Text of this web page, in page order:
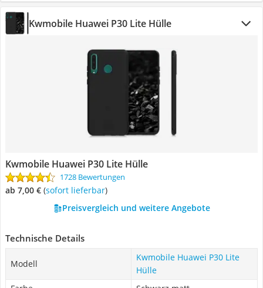
Kwmobile Huawei P30 Lite Hülle
Kwmobile Huawei P30 Lite Hülle
1728 Bewertungen
ab 7,00 € ( Sofort lieferbar)
Preisvergleich und weitere Angebote
Technische Details
Modell
Kwmobile Huawei P30 Lite
Hülle